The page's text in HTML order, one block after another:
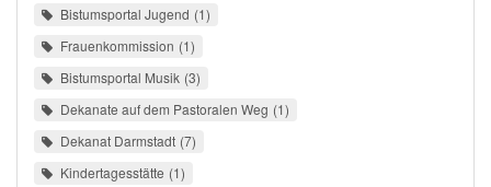
Bistumsportal Jugend 1
Frauenkommission 1
Bistumsportal Musik 3
Dekanate auf dem Pastoralen Weg 1
Dekanat Darmstadt 7
Kindertagesstätte 1